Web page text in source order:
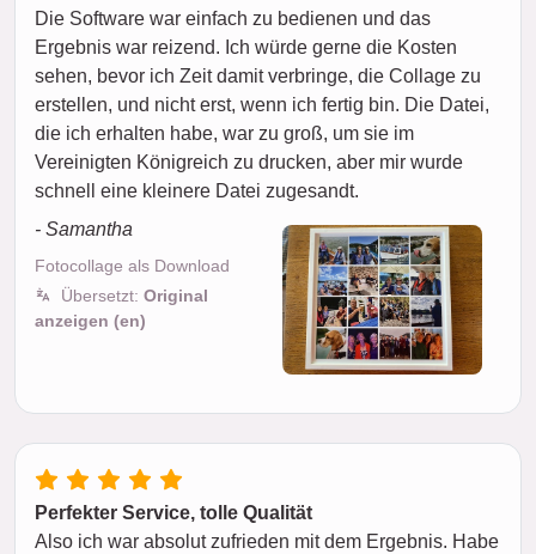
Die Software war einfach zu bedienen und das
Ergebnis war reizend. Ich würde gerne die Kosten
sehen, bevor ich Zeit damit verbringe, die Collage zu
erstellen, und nicht erst, wenn ich fertig bin. Die Datei,
die ich erhalten habe, war zu groß, um sie im
Vereinigten Königreich zu drucken, aber mir wurde
schnell eine kleinere Datei zugesandt.
- Samantha
Fotocollage als Download
Übersetzt: Original
anzeigen (en)
Perfekter Service, tolle Qualität
Also ich war absolut zufrieden mit dem Ergebnis. Habe